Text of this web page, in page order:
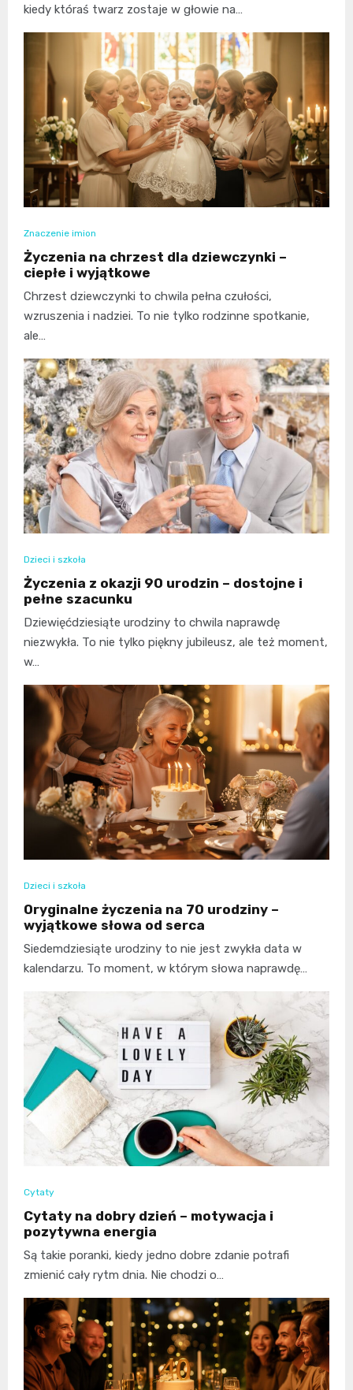
kiedy któraś twarz zostaje w głowie na…
Znaczenie imion
Życzenia na chrzest dla dziewczynki –
ciepłe i wyjątkowe
Chrzest dziewczynki to chwila pełna czułości,
wzruszenia i nadziei. To nie tylko rodzinne spotkanie,
ale…
Dzieci i szkoła
Życzenia z okazji 90 urodzin – dostojne i
pełne szacunku
Dziewięćdziesiąte urodziny to chwila naprawdę
niezwykła. To nie tylko piękny jubileusz, ale też moment,
w…
Dzieci i szkoła
Oryginalne życzenia na 70 urodziny –
wyjątkowe słowa od serca
Siedemdziesiąte urodziny to nie jest zwykła data w
kalendarzu. To moment, w którym słowa naprawdę…
Cytaty
Cytaty na dobry dzień – motywacja i
pozytywna energia
Są takie poranki, kiedy jedno dobre zdanie potrafi
zmienić cały rytm dnia. Nie chodzi o…